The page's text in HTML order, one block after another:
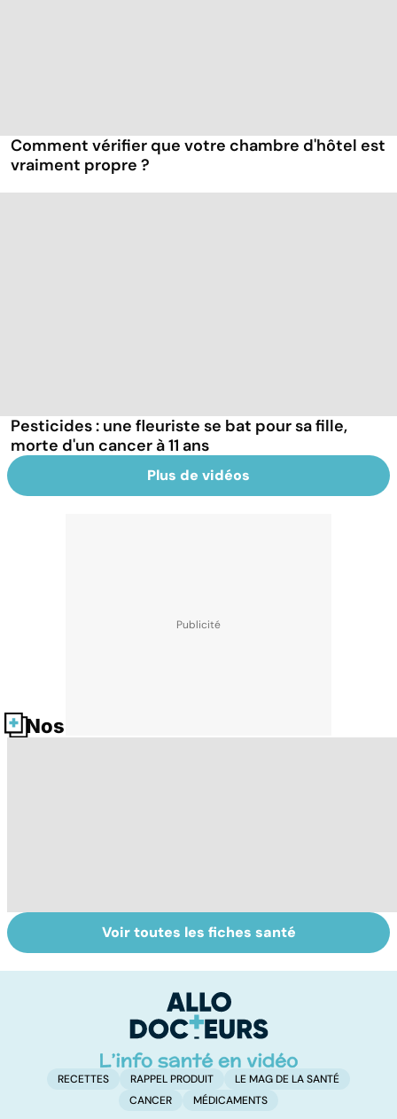
Comment vérifier que votre chambre d'hôtel est
vraiment propre ?
Pesticides : une fleuriste se bat pour sa fille,
morte d'un cancer à 11 ans
Plus de vidéos
Nos fiches santé
Le saturnisme :
une intoxication
Faire du sport à
domicile, c'est
Voir toutes les fiches santé
RECETTES RAPPEL PRODUIT
LE MAG DE LA SANTÉ
CANCER
MÉDICAMENTS